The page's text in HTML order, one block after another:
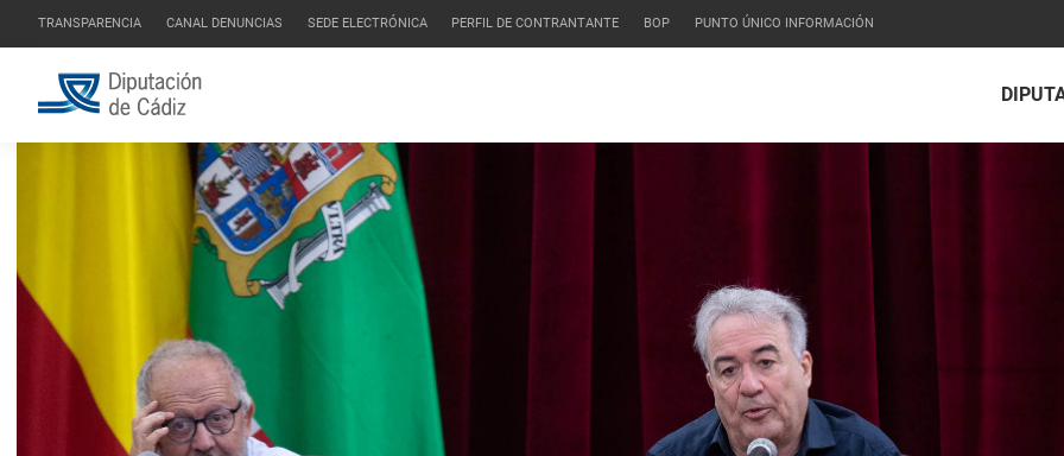
TRANSPARENCIA CANAL DENUNCIAS SEDE ELECTRÓNICA PERFIL DE CONTRANTANTE BOP PUNTO ÚNICO INFORMACIÓN